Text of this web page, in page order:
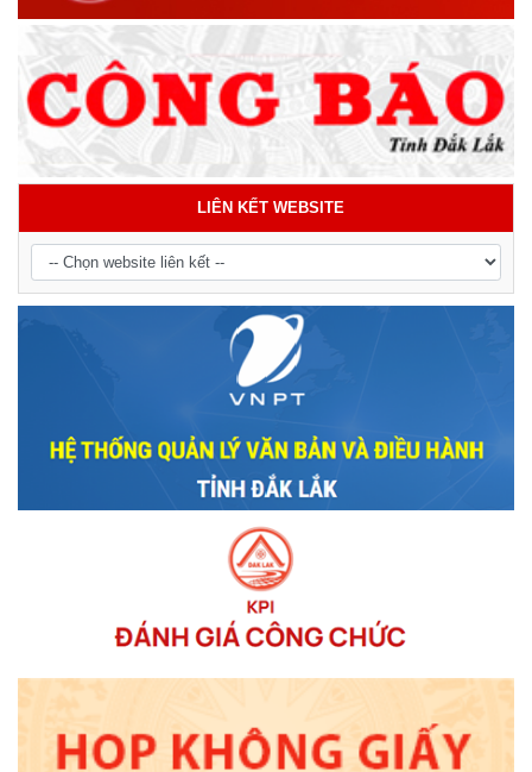
LIÊN KẾT WEBSITE